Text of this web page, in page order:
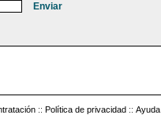
:: Política de privacidad :: Ayuda